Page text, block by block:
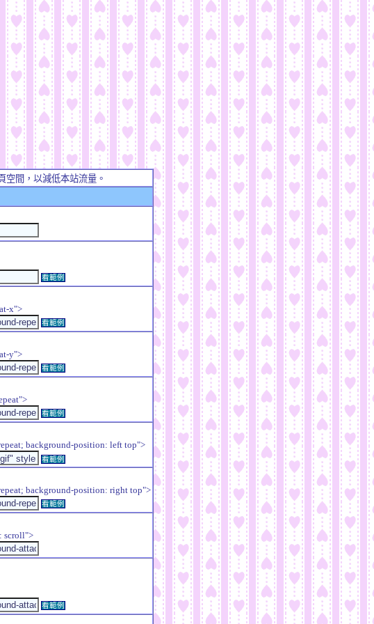
間，以減低本站流量。
看範例
x">
看範例
y">
看範例
看範例
background-position: left top">
看範例
background-position: right top">
看範例
scroll">
看範例